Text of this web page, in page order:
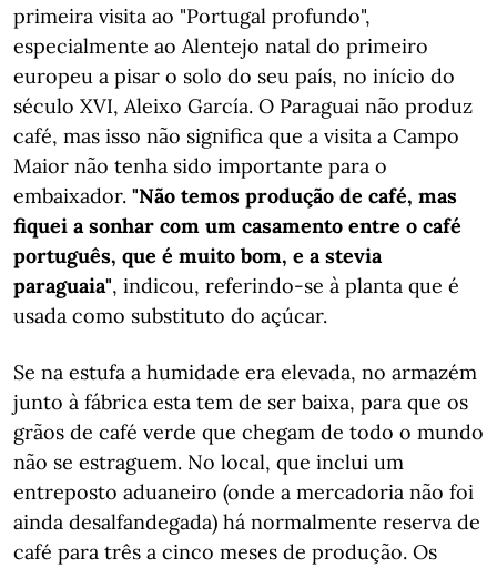
primeira visita ao "Portugal profundo",
especialmente ao Alentejo natal do primeiro
europeu a pisar o solo do seu país, no início do
século XVI, Aleixo García. O Paraguai não produz
café, mas isso não significa que a visita a Campo
Maior não tenha sido importante para o
embaixador. "Não temos produção de café, mas
fiquei a sonhar com um casamento entre o café
português, que é muito bom, e a stevia
paraguaia", indicou, referindo-se à planta que é
usada como substituto do açúcar.
Se na estufa a humidade era elevada, no armazém
junto à fábrica esta tem de ser baixa, para que os
grãos de café verde que chegam de todo o mundo
não se estraguem. No local, que inclui um
entreposto aduaneiro (onde a mercadoria não foi
ainda desalfandegada) há normalmente reserva de
café para três a cinco meses de produção. Os